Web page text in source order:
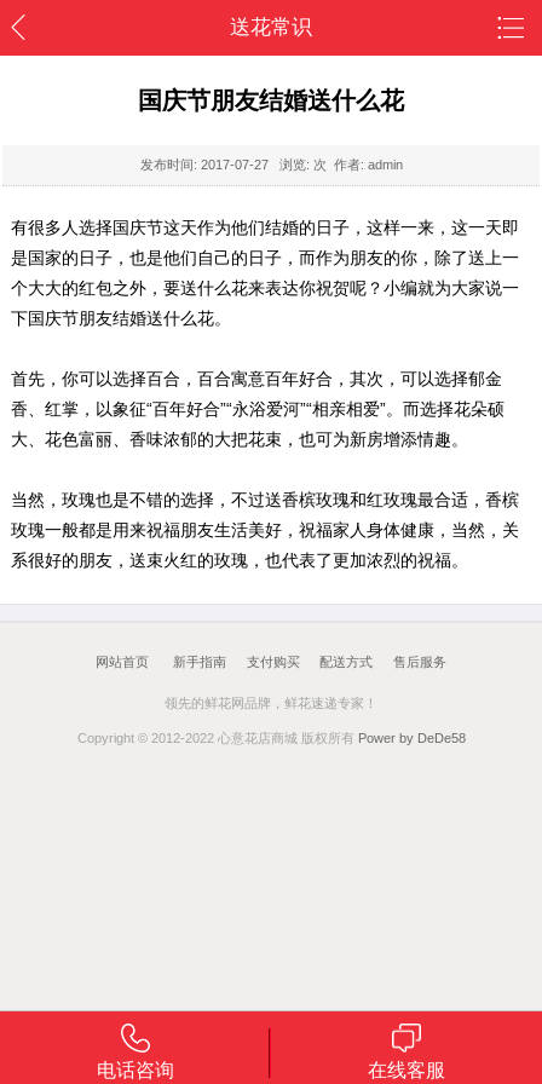
送花常识
国庆节朋友结婚送什么花
发布时间: 2017-07-27浏览: 次 作者: admin
有很多人选择国庆节这天作为他们结婚的日子，这样一来，这一天即
是国家的日子，也是他们自己的日子，而作为朋友的你，除了送上一
个大大的红包之外，要送什么花来表达你祝贺呢？小编就为大家说一
下国庆节朋友结婚送什么花。
首先，你可以选择百合，百合寓意百年好合，其次，可以选择郁金
香、红掌，以象征“百年好合”“永浴爱河”“相亲相爱”。而选择花朵硕
大、花色富丽、香味浓郁的大把花束，也可为新房增添情趣。
当然，玫瑰也是不错的选择，不过送香槟玫瑰和红玫瑰最合适，香槟
玫瑰一般都是用来祝福朋友生活美好，祝福家人身体健康，当然，关
系很好的朋友，送束火红的玫瑰，也代表了更加浓烈的祝福。
网站首页 新手指南 支付购买 配送方式 售后服务
领先的鲜花网品牌，鲜花速递专家！
Copyright © 2012-2022 心意花店商城 版权所有 Power by DeDe58
电话咨询 在线客服